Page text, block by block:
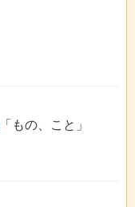
「もの、こと」